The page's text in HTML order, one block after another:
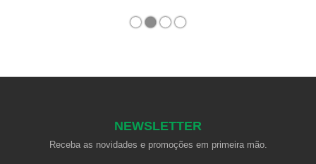
1 2 3 4
NEWSLETTER
Receba as novidades e promoções em primeira mão.